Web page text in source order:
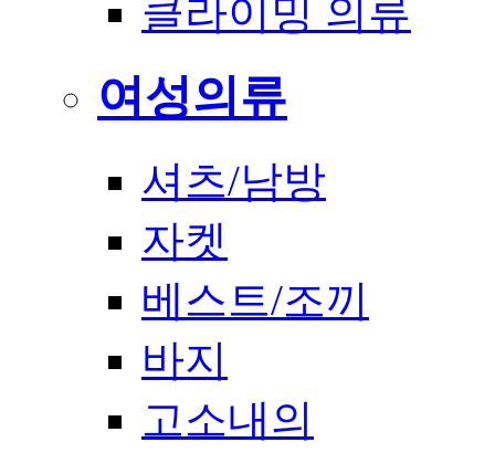
클라이밍 의류
여성의류
셔츠/남방
자켓
베스트/조끼
바지
고소내의